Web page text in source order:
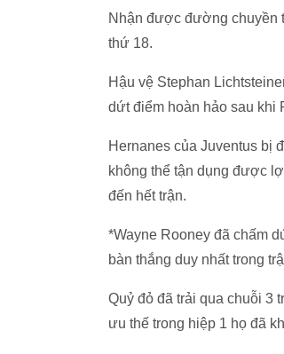
Nhận được đường chuyền
thứ 18.
Hậu vệ Stephan
dứt điểm hoàn hảo sau khi
Hernanes của Juventus bị
không thể tận dụng được
đến hết trận.
*Wayne Rooney đã chấm
bàn thắng duy nhất trong
Quỷ đỏ đã trải qua chuỗi 3
ưu thế trong hiệp 1 họ đã